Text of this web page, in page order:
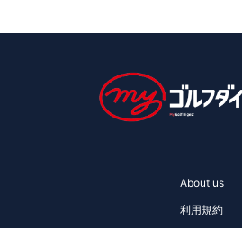
About us
利用規約